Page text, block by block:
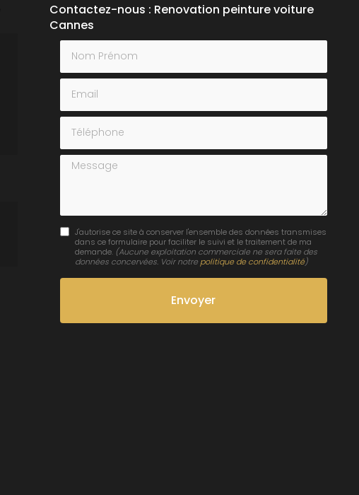
Contactez-nous : Renovation peinture voiture
Cannes
Nom Prénom
Email
Téléphone
Message
J'autorise ce site à conserver l'ensemble des données transmises
dans ce formulaire pour faciliter le suivi et le traitement de ma
demande. (Aucune exploitation commerciale ne sera faite des
données concervées. Voir notre politique de confidentialité)